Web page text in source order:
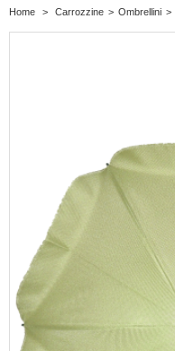
Home > Carrozzine > Ombrellini >